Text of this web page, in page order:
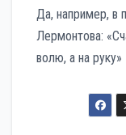
Да, например, в
Лермонтова:
волю, а на руку»